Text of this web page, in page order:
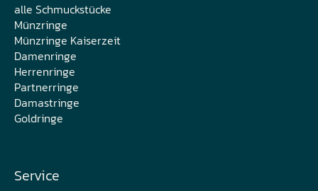
alle Schmuckstücke
Münzringe
Münzringe Kaiserzeit
Damenringe
Herrenringe
Partnerringe
Damastringe
Goldringe
Service